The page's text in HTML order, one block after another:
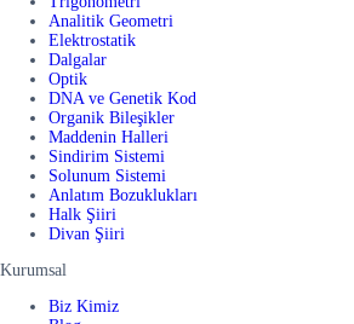
Analitik Geometri
Elektrostatik
Dalgalar
Optik
DNA ve Genetik Kod
Organik Bileşikler
Maddenin Halleri
Sindirim Sistemi
Solunum Sistemi
Anlatım Bozuklukları
Halk Şiiri
Divan Şiiri
Kurumsal
Biz Kimiz